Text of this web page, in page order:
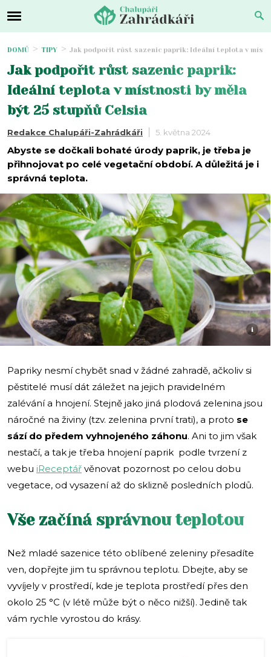
DOMŮ TIPY Jak podpořit růst sazenic paprik: Ideální teplota v
Jak podpořit růst sazenic paprik:
Ideální teplota v místnosti by měla
být 25 stupňů Celsia
Redakce Chalupáři-Zahrádkáři 5. května 2024
Abyste se dočkali bohaté úrody paprik, je třeba je
přihnojovat po celé vegetační období. A důležitá je i
správná teplota.
i
Papriky nesmí chybět snad v žádné zahradě, ačkoliv si
pěstitelé musí dát záležet na jejich pravidelném
zalévání a hnojení. Stejně jako jiná plodová zelenina jsou
náročné na živiny (tzv. zelenina první trati), a proto se
sází do předem vyhnojeného záhonu. Ani to jim však
nestačí, a tak je třeba hnojení paprik podle tvrzení z
webu iReceptář věnovat pozornost po celou dobu
vegetace, od vysazení až do sklizně posledních plodů.
Vše začíná správnou teplotou
Než mladé sazenice této oblíbené zeleniny přesadíte
ven, dopřejte jim tu správnou teplotu. Dbejte, aby se
vyvíjely v prostředí, kde je teplota prostředí přes den
okolo 25 °C (v létě může být o něco nižší). Jedině tak
vám rychle vyrostou do krásy.